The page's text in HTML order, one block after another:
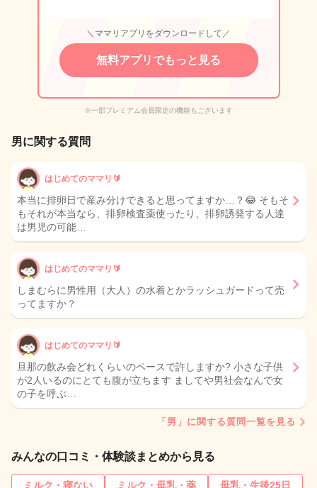
＼ママリアプリをダウンロードして／
無料アプリでもっと見る
※一部プレミアム会員限定の機能もございます
男に関する質問
はじめてのママリ🔰
本当に排卵日で産み分けできると思ってますか…？😂 そもそ
もそれが本当なら、排卵検査薬使ったり、排卵誘発する人達
は男児の可能…
はじめてのママリ🔰
しまむらに男性用（大人）の水着とかラッシュガードって売
ってますか？
はじめてのママリ🔰
旦那の飲み会どれくらいのペースで許しますか? 小さな子供
が2人いるのにとても腹が立ちます ましてや男社会なんで女
の子を呼ぶ…
「男」に関する質問一覧を見る
みんなの口コミ・体験談まとめから見る
ミルク・寝ない ミルク・母乳・薬
母乳・生後25日